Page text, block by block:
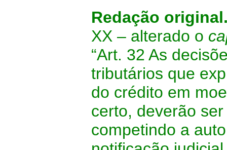
Redação
XX – alterado o
“Art. 32 As
tributários que
do crédito em
certo, deverão
competindo a